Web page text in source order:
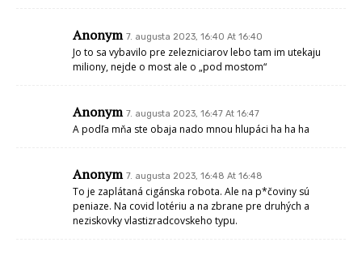
Anonym 7. augusta 2023, 16:40 At 16:40
Jo to sa vybavilo pre zelezniciarov lebo tam im utekaju
miliony, nejde o most ale o „pod mostom“
Anonym 7. augusta 2023, 16:47 At 16:47
A podľa mňa ste obaja nado mnou hlupáci ha ha ha
Anonym 7. augusta 2023, 16:48 At 16:48
To je zaplátaná cigánska robota. Ale na p*čoviny sú
peniaze. Na covid lotériu a na zbrane pre druhých a
neziskovky vlastizradcovskeho typu.